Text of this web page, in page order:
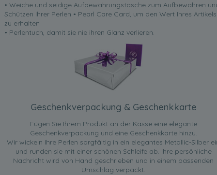
• Weiche und seidige Aufbewahrungstasche zum Aufbewahren
Schützen Ihrer Perlen • Pearl Care Card, um den Wert Ihres Artikels
zu erhalten
• Perlentuch, damit sie nie ihren Glanz verlieren.
Geschenkverpackung & Geschenkkarte
Fügen Sie Ihrem Produkt an der Kasse eine elegante
Geschenkverpackung und eine Geschenkkarte hinzu.
Wir wickeln Ihre Perlen sorgfältig in ein elegantes Metallic-Silber
und runden sie mit einer schönen Schleife ab. Ihre persönliche
Nachricht wird von Hand geschrieben und in einem passenden
Umschlag verpackt.